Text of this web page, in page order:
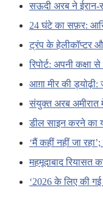
सऊदी अरब ने ईरान-
24 घंटे का सफ़र:
ट्रंप के हेलीकॉप्टर
रिपोर्ट: अपनी
आग़ा मीर की ड्योढ़ी:
संयुक्त अरब अमीरात
डील साइन करने का
‘मैं कहीं नहीं जा
महमूदाबाद रियासत
‘2026 के लिए की गई